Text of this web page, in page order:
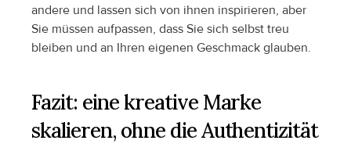
andere und lassen sich von ihnen inspirieren, aber
Sie müssen aufpassen, dass Sie sich selbst treu
bleiben und an Ihren eigenen Geschmack glauben.
Fazit: eine kreative Marke
skalieren, ohne die Authentizität